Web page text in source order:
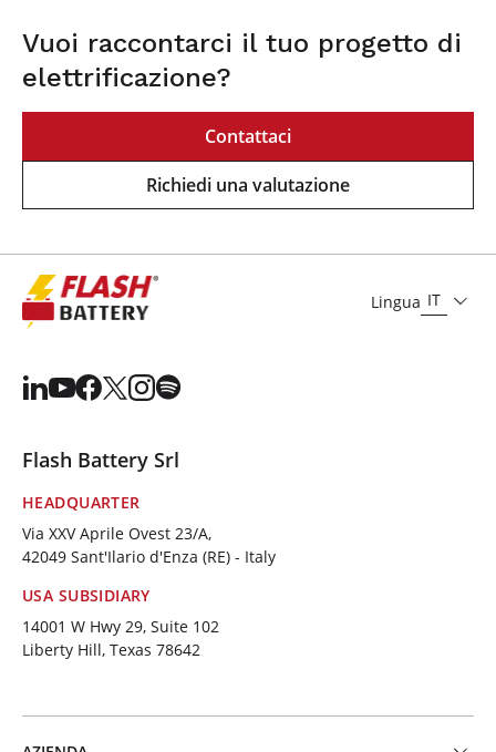
Vuoi raccontarci il tuo progetto di
elettrificazione?
Contattaci
Richiedi una valutazione
Lingua IT
Flash Battery Srl
HEADQUARTER
Via XXV Aprile Ovest 23/A,
42049 Sant'Ilario d'Enza (RE) - Italy
USA SUBSIDIARY
14001 W Hwy 29, Suite 102
Liberty Hill, Texas 78642